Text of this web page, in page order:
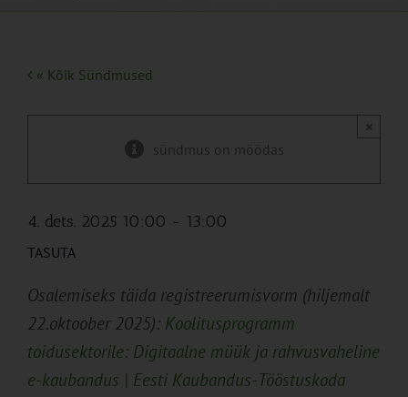
« Kõik Sündmused
sündmus on möödas
×
4. dets. 2025 10:00 - 13:00
TASUTA
Osalemiseks täida registreerumisvorm (hiljemalt
22.oktoober 2025): Koolitusprogramm
toidusektorile: Digitaalne müük ja rahvusvaheline
e-kaubandus | Eesti Kaubandus-Tööstuskoda